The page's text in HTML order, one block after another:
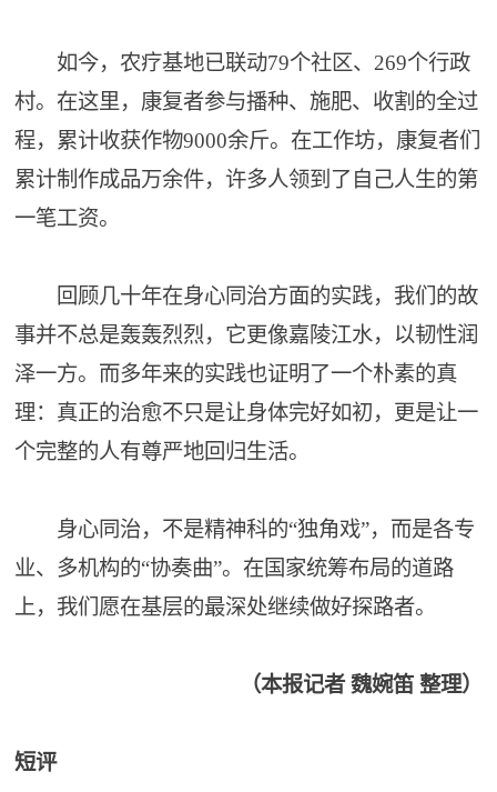
如今，农疗基地已联动79个社区、269个行政
村。在这里，康复者参与播种、施肥、收割的全过
程，累计收获作物9000余斤。在工作坊，康复者们
累计制作成品万余件，许多人领到了自己人生的第
一笔工资。
回顾几十年在身心同治方面的实践，我们的故
事并不总是轰轰烈烈，它更像嘉陵江水，以韧性润
泽一方。而多年来的实践也证明了一个朴素的真
理：真正的治愈不只是让身体完好如初，更是让一
个完整的人有尊严地回归生活。
身心同治，不是精神科的“独角戏”，而是各专
业、多机构的“协奏曲”。在国家统筹布局的道路
上，我们愿在基层的最深处继续做好探路者。
（本报记者 魏婉笛 整理）
短评